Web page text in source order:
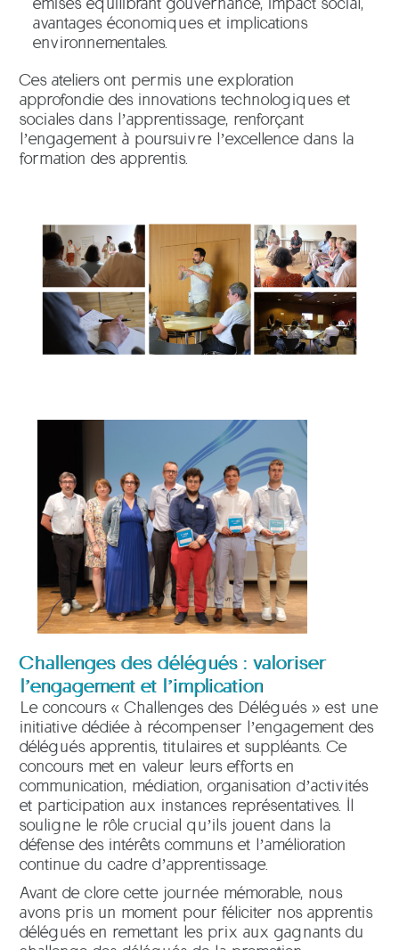
avantages économiques et implications
environnementales.
Ces ateliers ont permis une exploration
approfondie des innovations technologiques et
sociales dans l’apprentissage, renforçant
l’engagement à poursuivre l’excellence dans la
formation des apprentis.
Challenges des délégués : valoriser
l’engagement et l’implication
Le concours « Challenges des Délégués » est une
initiative dédiée à récompenser l’engagement des
délégués apprentis, titulaires et suppléants. Ce
concours met en valeur leurs efforts en
communication, médiation, organisation d’activités
et participation aux instances représentatives. Il
souligne le rôle crucial qu’ils jouent dans la
défense des intérêts communs et l’amélioration
continue du cadre d’apprentissage.
Avant de clore cette journée mémorable, nous
avons pris un moment pour féliciter nos apprentis
délégués en remettant les prix aux gagnants du